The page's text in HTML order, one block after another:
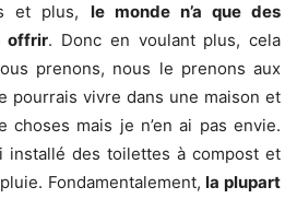
et plus, le monde n’a que des
offrir. Donc en voulant plus, cela
prenons, nous le prenons aux
pourrais vivre dans une maison et
choses mais je n’en ai pas envie.
installé des toilettes à compost et
Fondamentalement,la plupart